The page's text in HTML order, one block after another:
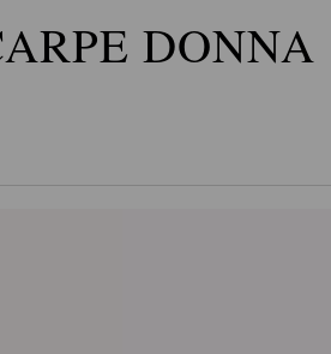
DONNA